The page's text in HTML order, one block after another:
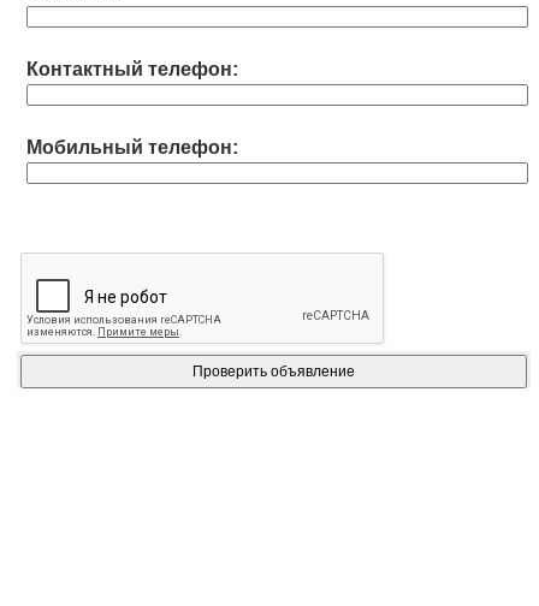
Контактный телефон:
Мобильный телефон: